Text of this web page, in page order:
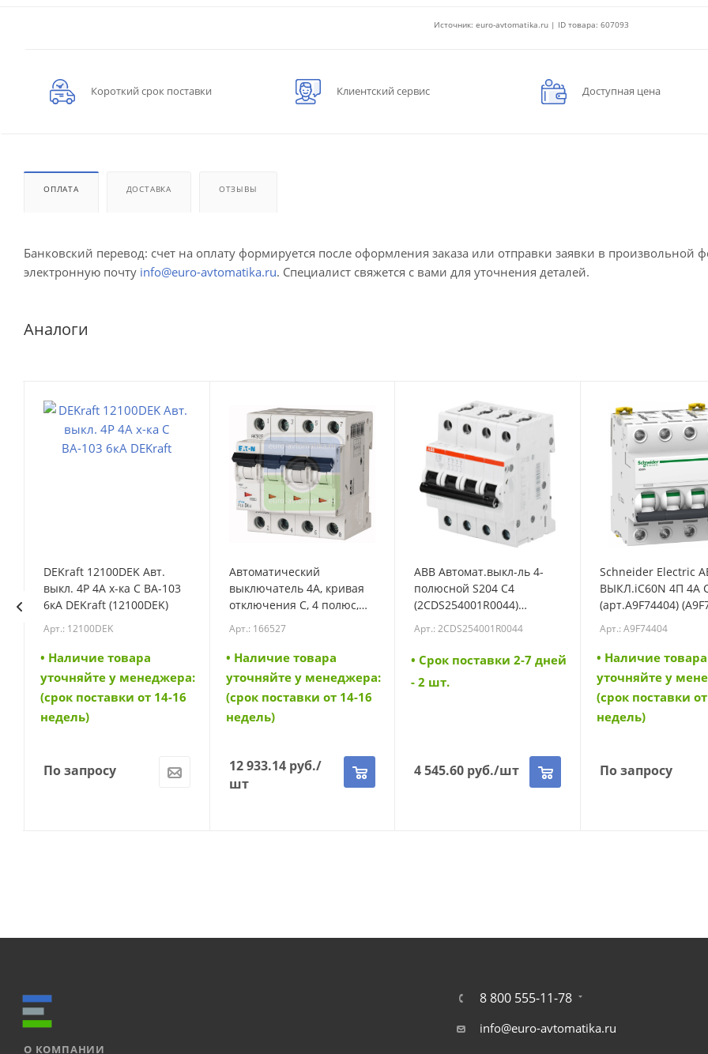
Источник: euro-avtomatika.ru | ID товара: 607093
Короткий срок поставки Клиентский сервис Доступная цена
ОПЛАТА ДОСТАВКА ОТЗЫВЫ
Банковский перевод: счет на оплату формируется после оформления заказа или отправки заявки в произвольной
электронную почту info@euro-avtomatika.ru. Специалист свяжется с вами для уточнения деталей.
Аналоги
DEKraft 12100DEK Авт.
выкл. 4Р 4А х-ка C ВА-103
6кА DEKraft (12100DEK)
Арт.: 12100DEK
• Наличие товара
уточняйте у менеджера:
(срок поставки от 14-16
недель)
По запросу
Автоматический
выключатель 4А, кривая
отключения C, 4 полюс,
(PL6-C4/4) (166527)
Арт.: 166527
• Наличие товара
уточняйте у менеджера:
(срок поставки от 14-16
недель)
12 933.14руб./
шт
ABB Автомат.выкл-ль 4-
полюсной S204 C4
(2CDS254001R0044)
Арт.: 2CDS254001R0044
• Cрок поставки 2-7 дней
- 2 шт.
4 545.60 руб./шт
Schneider Electric
ВЫКЛ.iC60N 4П 4A
(арт.A9F74404)
Арт.: A9F74404
• Наличие товара
уточняйте у
(срок поставки
недель)
По запросу
О КОМПАНИИ
8 800 555-11-78
info@euro-avtomatika.ru